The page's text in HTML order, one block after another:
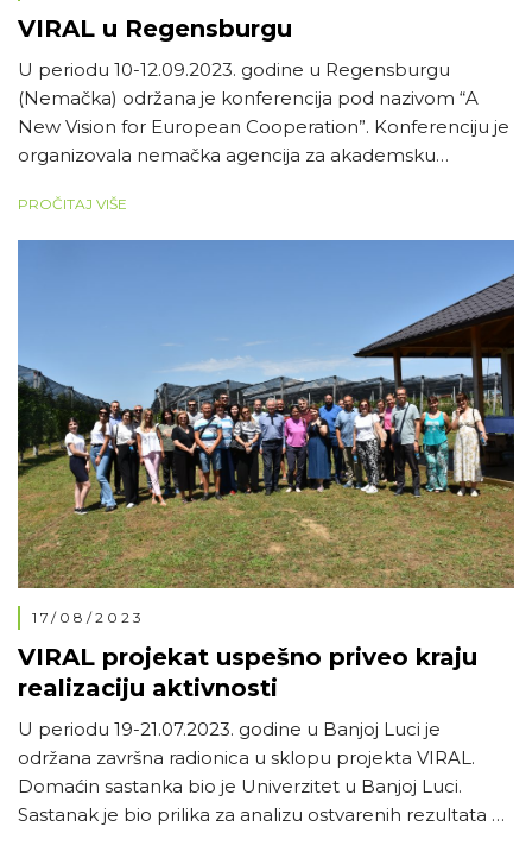
VIRAL u Regensburgu
U periodu 10-12.09.2023. godine u Regensburgu
(Nemačka) održana je konferencija pod nazivom “A
New Vision for European Cooperation”. Konferenciju je
organizovala nemačka agencija za akademsku
Service). Konferenciji je prisustvovalo više od 100
učesnika iz preko deset zemalja. Cilj konferencije je bio
PROČITAJ VIŠE
17/08/2023
VIRAL projekat uspešno priveo kraju
realizaciju aktivnosti
U periodu 19-21.07.2023. godine u Banjoj Luci je
održana završna radionica u sklopu projekta VIRAL.
Domaćin sastanka bio je Univerzitet u Banjoj Luci.
Sastanak je bio prilika za analizu ostvarenih rezultata na